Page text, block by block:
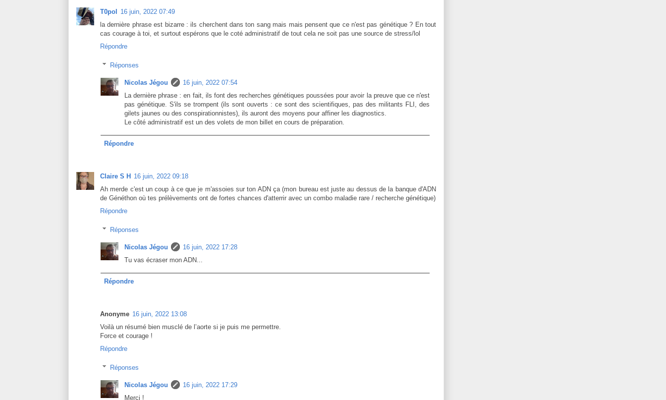
T0pol
16 juin, 2022 07:49
la dernière phrase est bizarre : ils cherchent dans ton sang mais mais pensent que ce n'est pas génétique ? En tout
cas courage à toi, et surtout espérons que le coté administratif de tout cela ne soit pas une source de stress/lol
Répondre
Réponses
Nicolas Jégou
16 juin, 2022 07:54
La dernière phrase : en fait, ils font des recherches génétiques poussées pour avoir la preuve que ce n'est
pas génétique. S'ils se trompent (ils sont ouverts : ce sont des scientifiques, pas des militants FLI, des
gilets jaunes ou des conspirationnistes), ils auront des moyens pour affiner les diagnostics.
Le côté administratif est un des volets de mon billet en cours de préparation.
Répondre
Claire S H 16 juin, 2022 09:18
Ah merde c'est un coup à ce que je m'assoies sur ton ADN ça (mon bureau est juste au dessus de la banque d'ADN
de Généthon où tes prélèvements ont de fortes chances d'atterrir avec un combo maladie rare / recherche génétique)
Répondre
Réponses
Nicolas Jégou
16 juin, 2022 17:28
Tu vas écraser mon ADN...
Répondre
Anonyme 16 juin, 2022 13:08
Voilà un résumé bien musclé de l’aorte si je puis me permettre.
Force et courage !
Répondre
Réponses
Nicolas Jégou
16 juin, 2022 17:29
Merci !